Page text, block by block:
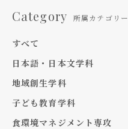
Category 所属カテゴリー
すべて
日本語・日本文学科
地域創生学科
子ども教育学科
食環境マネジメント専攻